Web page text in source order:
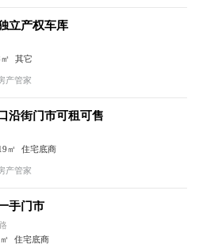
立产权车库
其它
产管家
沿街门市可租可售
㎡ 住宅底商
产管家
手门市
住宅底商